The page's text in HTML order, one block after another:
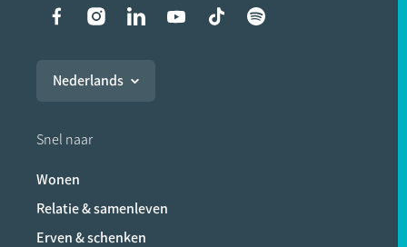
Liens vers les réseaux
Nederlands
Snel naar
Wonen
Relatie & samenleven
Erven & schenken